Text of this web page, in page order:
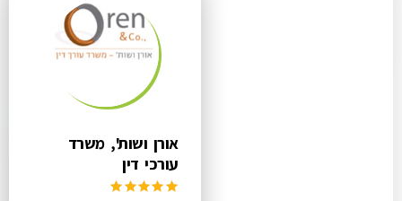
אורן ושות', משרד
עורכי דין